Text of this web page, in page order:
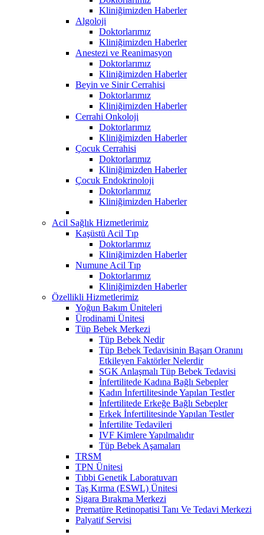
Kliniğimizden Haberler
Algoloji
Doktorlarımız
Kliniğimizden Haberler
Anestezi ve Reanimasyon
Doktorlarımız
Kliniğimizden Haberler
Beyin ve Sinir Cerrahisi
Doktorlarımız
Kliniğimizden Haberler
Cerrahi Onkoloji
Doktorlarımız
Kliniğimizden Haberler
Çocuk Cerrahisi
Doktorlarımız
Kliniğimizden Haberler
Çocuk Endokrinoloji
Doktorlarımız
Kliniğimizden Haberler
Acil Sağlık Hizmetlerimiz
Kaşüstü Acil Tıp
Doktorlarımız
Kliniğimizden Haberler
Numune Acil Tıp
Doktorlarımız
Kliniğimizden Haberler
Özellikli Hizmetlerimiz
Yoğun Bakım Üniteleri
Ürodinami Ünitesi
Tüp Bebek Merkezi
Tüp Bebek Nedir
Tüp Bebek Tedavisinin Başarı Oranını
Etkileyen Faktörler Nelerdir
SGK Anlaşmalı Tüp Bebek Tedavisi
İnfertilitede Kadına Bağlı Sebepler
Kadın İnfertilitesinde Yapılan Testler
İnfertilitede Erkeğe Bağlı Sebepler
Erkek İnfertilitesinde Yapılan Testler
İnfertilite Tedavileri
IVF Kimlere Yapılmalıdır
Tüp Bebek Aşamaları
TRSM
TPN Ünitesi
Tıbbi Genetik Laboratuvarı
Taş Kırma (ESWL) Ünitesi
Sigara Bırakma Merkezi
Prematüre Retinopatisi Tanı Ve Tedavi Merkezi
Palyatif Servisi